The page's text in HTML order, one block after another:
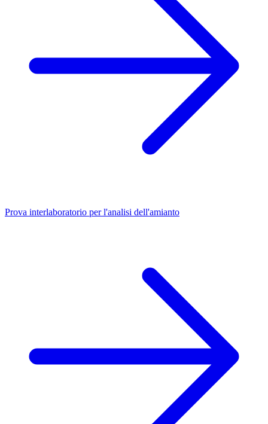
Prova interlaboratorio per l'analisi dell'amianto